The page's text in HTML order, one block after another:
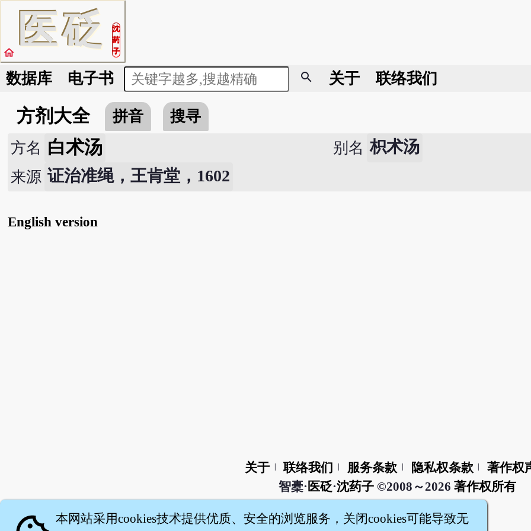
医砭
沈
药
子
home
数据库 电子书 search 关于 联络我们
方剂大全 拼音
搜寻
方名 白术汤 别名 枳术汤
来源 证治准绳，王肯堂，1602
English version
关于 联络我们 服务条款 隐私权条款
著作权
智橐· 医砭·沈药子©2008～2026 著作权所有
本网站采用cookies技术提供优质、安全的浏览服务，关闭cookies可能导致无